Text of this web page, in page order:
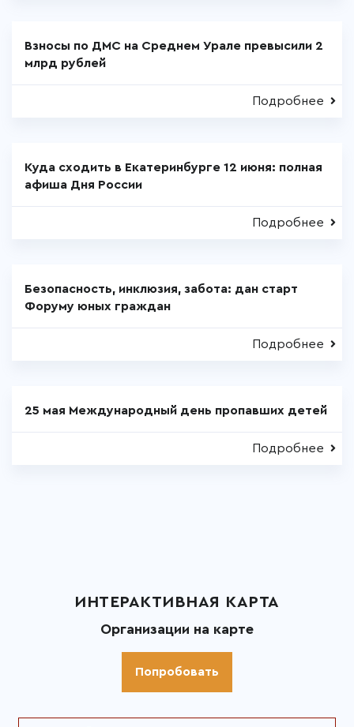
Взносы по ДМС на Среднем Урале превысили 2
млрд рублей
Подробнее
Куда сходить в Екатеринбурге 12 июня: полная
афиша Дня России
Подробнее
Безопасность, инклюзия, забота: дан старт
Форуму юных граждан
Подробнее
25 мая Международный день пропавших детей
Подробнее
ИНТЕРАКТИВНАЯ КАРТА
Организации на карте
Попробовать